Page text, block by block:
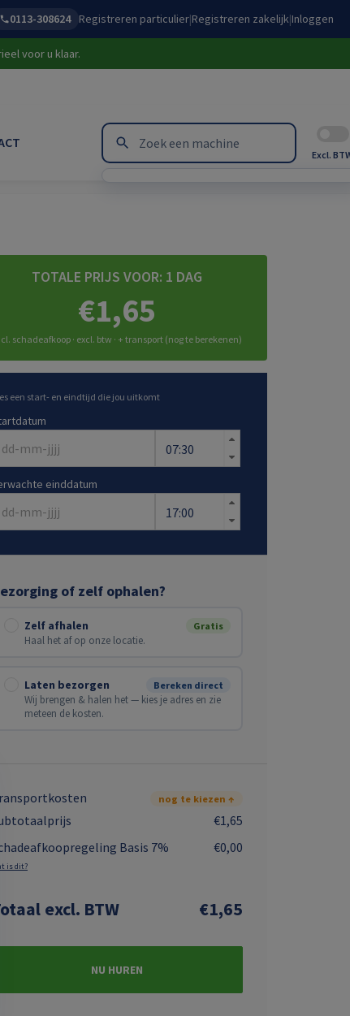
0113-308624 Registreren particulier|Registreren zakelijk|Inloggen
voor u klaar.
Excl.
TOTALE PRIJS VOOR: 1 DAG
€1,65
schadeafkoop · excl. btw · + transport (nog te berekenen)
een start- en eindtijd die jou uitkomt
einddatum
of zelf ophalen?
Gratis
Zelf afhalen
Haal het af op onze locatie.
Bereken direct
Laten bezorgen
Wij brengen & halen het — kies je adres en zie
meteen de kosten.
nog te kiezen ↑
€1,65
Basis 7%
€0,00
is dit?
excl. BTW €1,65
NU HUREN